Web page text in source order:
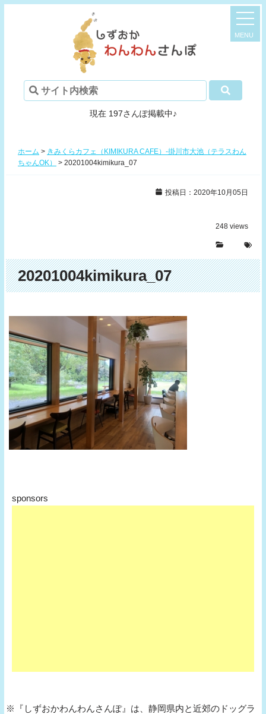
現在 197さんぽ掲載中♪
ホーム > きみくらカフェ（KIMIKURA CAFE）-掛川市大池（テラスわん
ちゃんOK）
> 20201004kimikura_07
投稿日：2020年10月05日
248 views
20201004kimikura_07
sponsors
※『しずおかわんわんさんぽ』は、静岡県内と近郊のドッグラ